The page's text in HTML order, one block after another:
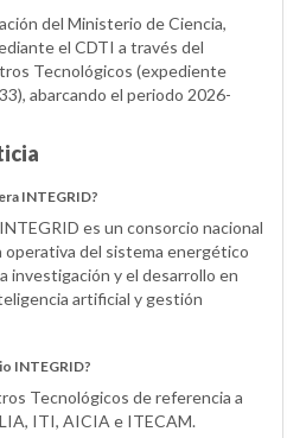
del Ministerio de Ciencia,
el CDTI a través del
Tecnológicos (expediente
abarcando el periodo 2026-
INTEGRID?
es un consorcio nacional
operativa del sistema energético
investigación y el desarrollo en
artificial y gestión
INTEGRID?
Tecnológicos de referencia a
ITI, AICIA e ITECAM.